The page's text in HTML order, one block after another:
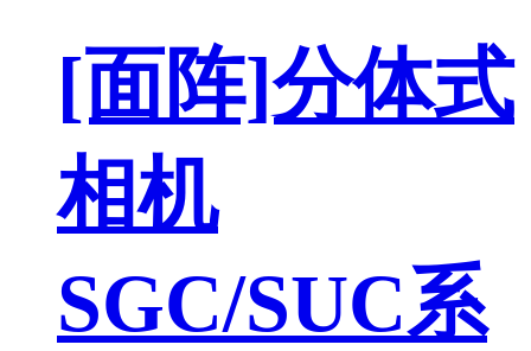
[面阵]分体式
相机
SGC/SUC系